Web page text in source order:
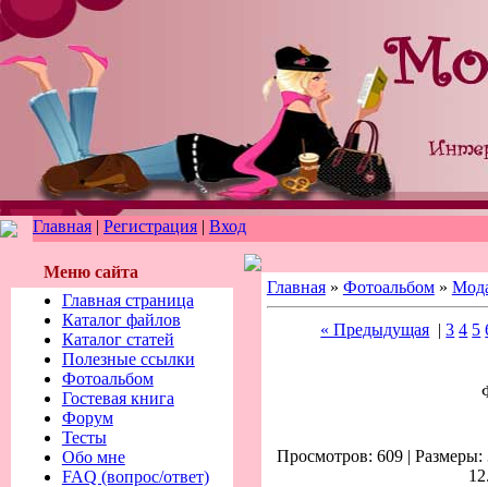
Главная | Регистрация | Вход
Меню сайта
Главная страница
Каталог файлов
Каталог статей
Полезные ссылки
Фотоальбом
Гостевая книга
Форум
Тесты
Обо мне
FAQ (вопрос/ответ)
Главная» Фотоальбом»
« Предыдущая |3 4 5
Просмотров: 609 |